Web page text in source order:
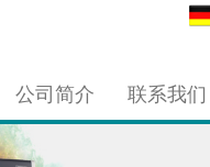
公司简介 联系我们